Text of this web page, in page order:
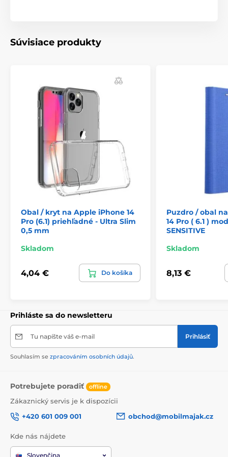
Súvisiace produkty
Obal / kryt na Apple iPhone 14
Pro (6.1) priehľadné - Ultra Slim
0,5 mm
Skladom
4,04 € Do košíka
Puzdro / obal
14 Pro ( 6.1 )
SENSITIVE
Skladom
8,13 €
Prihláste sa do newsletteru
Tu napíšte váš e-mail Prihlásiť
Souhlasím se zpracováním osobních údajů.
Potrebujete poradiť offline
Zákaznický servis je k dispozícii
+420 601 009 001
obchod@mobilmajak.cz
Kde nás nájdete
Slovenčina